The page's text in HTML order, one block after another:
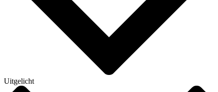
Uitgelicht